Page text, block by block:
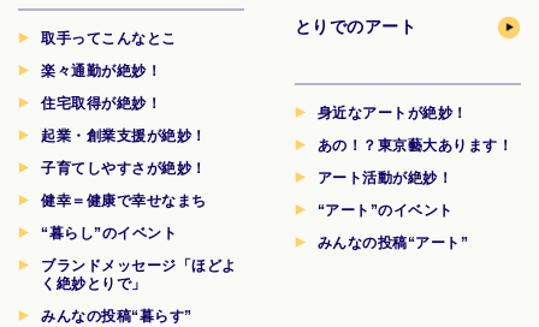
取手ってこんなとこ
楽々通勤が絶妙！
住宅取得が絶妙！
起業・創業支援が絶妙！
子育てしやすさが絶妙！
健幸＝健康で幸せなまち
“暮らし”のイベント
ブランドメッセージ「ほどよ
く絶妙とりで」
みんなの投稿“暮らす”
とりでのアート
身近なアートが絶妙！
あの！？東京藝大あります！
アート活動が絶妙！
“アート”のイベント
みんなの投稿“アート”